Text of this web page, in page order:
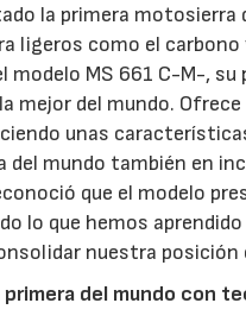
la primera
ligeros como el
modelo MS 661 C-M-,
mejor del mundo.
unas
del mundo también en
que el modelo
lo que hemos
nuestra posición
del mundo con